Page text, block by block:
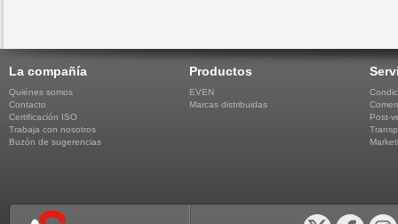
La compañía
Quiénes somos
Contacto
Certificación ISO
Trabaja con nosotros
Buzón de sugerencias
Productos
EVEN
Marcas distribuidas
Post-